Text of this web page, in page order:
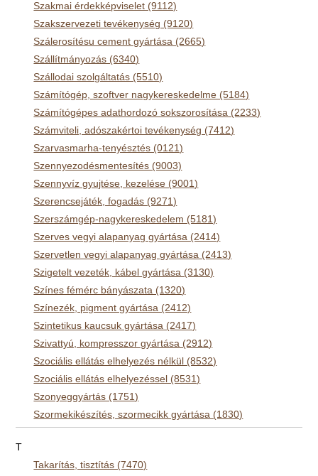
Szakmai érdekképviselet (9112)
Szakszervezeti tevékenység (9120)
Szálerosítésu cement gyártása (2665)
Szállítmányozás (6340)
Szállodai szolgáltatás (5510)
Számítógép, szoftver nagykereskedelme (5184)
Számítógépes adathordozó sokszorosítása (2233)
Számviteli, adószakértoi tevékenység (7412)
Szarvasmarha-tenyésztés (0121)
Szennyezodésmentesítés (9003)
Szennyvíz gyujtése, kezelése (9001)
Szerencsejáték, fogadás (9271)
Szerszámgép-nagykereskedelem (5181)
Szerves vegyi alapanyag gyártása (2414)
Szervetlen vegyi alapanyag gyártása (2413)
Szigetelt vezeték, kábel gyártása (3130)
Színes fémérc bányászata (1320)
Színezék, pigment gyártása (2412)
Szintetikus kaucsuk gyártása (2417)
Szivattyú, kompresszor gyártása (2912)
Szociális ellátás elhelyezés nélkül (8532)
Szociális ellátás elhelyezéssel (8531)
Szonyeggyártás (1751)
Szormekikészítés, szormecikk gyártása (1830)
T
Takarítás, tisztítás (7470)